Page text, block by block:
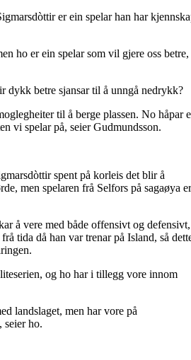
er ein spelar han har
ho er ein spelar som vil gjere oss betre,
dykk betre sjansar til å unngå nedrykk?
til å berge plassen. No håpar
vi spelar på, seier Gudmundsson.
spent på korleis det blir å
men spelaren frå Selfors på sagaøya er
å vere med både offensivt og defensivt,
tida då han var trenar på Island, så
og ho har i tillegg vore innom
landslaget, men har vore på
seier ho.